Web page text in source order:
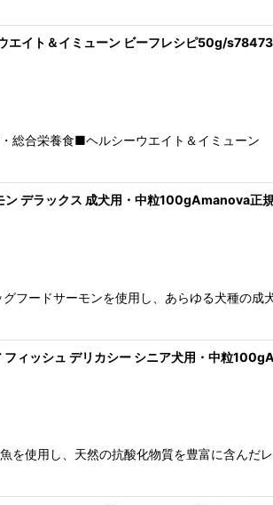
エイト＆イミューン ビーフレシピ50g/
総合栄養食■ヘルシーウエイト＆イミュー
ン デラックス 成犬用・中粒100gAmanova
フードサーモンを使用し、あらゆる犬種の
ィッシュ デリカシー シニア犬用・中粒
を使用し、天然の抗酸化物質を豊富に含ん